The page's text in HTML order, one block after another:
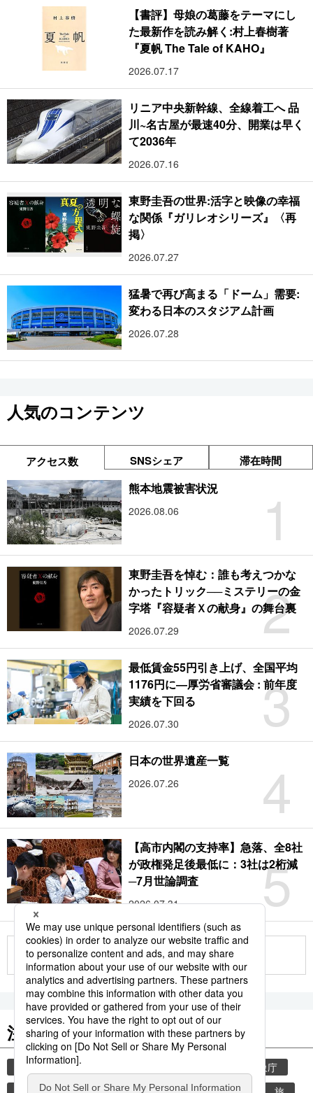
【書評】母娘の葛藤をテーマにし
た最新作を読み解く:村上春樹著
『夏帆 The Tale of KAHO』
2026.07.17
リニア中央新幹線、全線着工へ 品
川~名古屋が最速40分、開業は早く
て2036年
2026.07.16
東野圭吾の世界:活字と映像の幸福
な関係『ガリレオシリーズ』〈再
掲〉
2026.07.27
猛暑で再び高まる「ドーム」需要:
変わる日本のスタジアム計画
2026.07.28
人気のコンテンツ
アクセス数 SNSシェア 滞在時間
1
熊本地震被害状況
2026.08.06
2
東野圭吾を悼む：誰も考えつかな
かったトリック──ミステリーの金
字塔『容疑者Ｘの献身』の舞台裏
2026.07.29
3
最低賃金55円引き上げ、全国平均
1176円に―厚労省審議会 : 前年度
実績を下回る
2026.07.30
4
日本の世界遺産一覧
2026.07.26
5
【高市内閣の支持率】急落、全8社
が政権発足後最低に：3社は2桁減
─7月世論調査
2026.07.31
もっと見る
注目のキーワード
共同通信ニュース
気象庁